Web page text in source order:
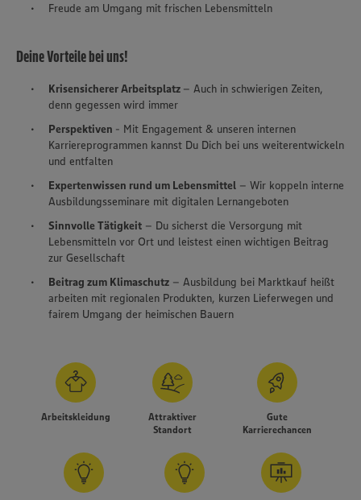
Freude am Umgang mit frischen Lebensmitteln
Deine Vorteile bei uns!
Krisensicherer Arbeitsplatz – Auch in schwierigen Zeiten,
denn gegessen wird immer
Perspektiven - Mit Engagement & unseren internen
Karriereprogrammen kannst Du Dich bei uns weiterentwickeln
und entfalten
Expertenwissen rund um Lebensmittel – Wir koppeln interne
Ausbildungsseminare mit digitalen Lernangeboten
Sinnvolle Tätigkeit – Du sicherst die Versorgung mit
Lebensmitteln vor Ort und leistest einen wichtigen Beitrag
zur Gesellschaft
Beitrag zum Klimaschutz – Ausbildung bei Marktkauf heißt
arbeiten mit regionalen Produkten, kurzen Lieferwegen und
fairem Umgang der heimischen Bauern
Arbeitskleidung
Attraktiver
Standort
Gute
Karrierechancen